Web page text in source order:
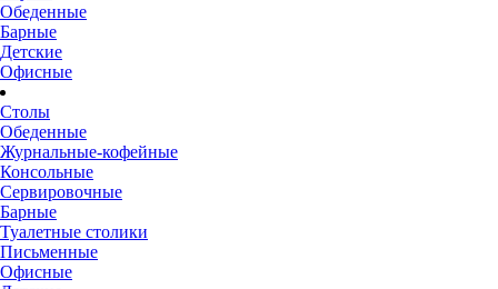
Обеденные
Барные
Детские
Офисные
Столы
Обеденные
Журнальные-кофейные
Консольные
Сервировочные
Барные
Туалетные столики
Письменные
Офисные